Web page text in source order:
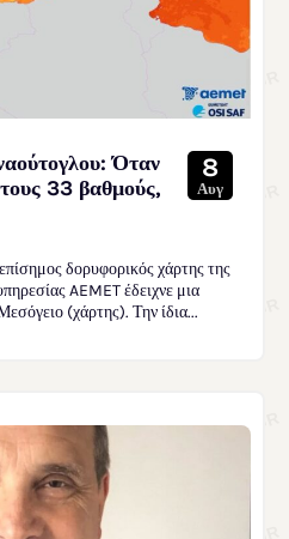
Όταν
33 βαθμούς,
8
Αυγ
δορυφορικός χάρτης της
AEMET έδειχνε μια
(χάρτης). Την ίδια...